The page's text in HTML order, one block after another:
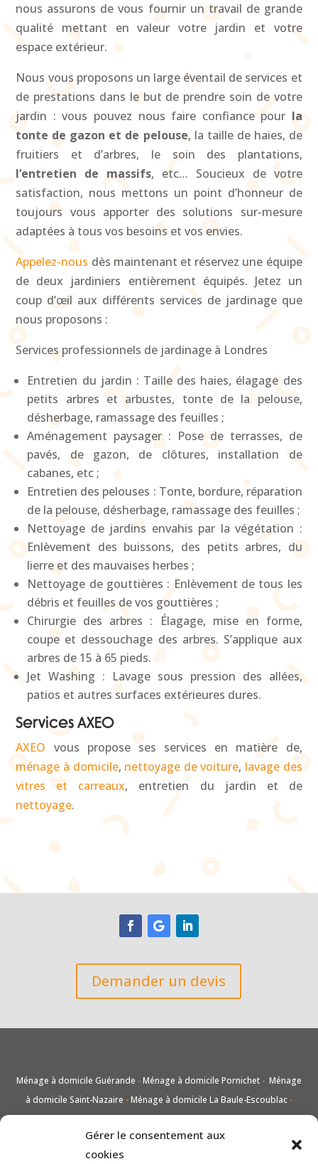
Gérer le consentement aux
cookies
nous assurons de vous fournir un travail de grande
qualité mettant en valeur votre jardin et votre
espace extérieur.
Nous vous proposons un large éventail de services et
de prestations dans le but de prendre soin de votre
jardin : vous pouvez nous faire confiance pour la
tonte de gazon et de pelouse, la taille de haies, de
fruitiers et d’arbres, le soin des plantations,
l’entretien de massifs, etc… Soucieux de votre
satisfaction, nous mettons un point d’honneur de
toujours vous apporter des solutions sur-mesure
adaptées à tous vos besoins et vos envies.
Appelez-nous dès maintenant et réservez une équipe
de deux jardiniers entièrement équipés. Jetez un
coup d’œil aux différents services de jardinage que
nous proposons :
Services professionnels de jardinage à Londres
Entretien du jardin : Taille des haies, élagage des
petits arbres et arbustes, tonte de la pelouse,
désherbage, ramassage des feuilles ;
Aménagement paysager : Pose de terrasses, de
pavés, de gazon, de clôtures, installation de
cabanes, etc ;
Entretien des pelouses : Tonte, bordure, réparation
de la pelouse, désherbage, ramassage des feuilles ;
Nettoyage de jardins envahis par la végétation :
Enlèvement des buissons, des petits arbres, du
lierre et des mauvaises herbes ;
Nettoyage de gouttières : Enlèvement de tous les
débris et feuilles de vos gouttières ;
Chirurgie des arbres : Élagage, mise en forme,
coupe et dessouchage des arbres. S’applique aux
arbres de 15 à 65 pieds.
Jet Washing : Lavage sous pression des allées,
patios et autres surfaces extérieures dures.
Services AXEO
AXEO vous propose ses services en matière de,
ménage à domicile, nettoyage de voiture, lavage des
vitres et carreaux, entretien du jardin et de
nettoyage.
Demander un devis
Ménage à domicile Guérande -Ménage à domicile Pornichet - Ménage
à domicile Saint-Nazaire -Ménage à domicile La Baule-Escoublac -
Nettoyage de voiture Guérande-Nettoyage de voiture Pornichet-
Nettoyage de voiture Saint-Nazaire-Nettoyage de voiture La Baule-
Lavage vitres et carreaux Guérande